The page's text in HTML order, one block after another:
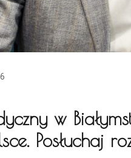
w
Posłuchaj